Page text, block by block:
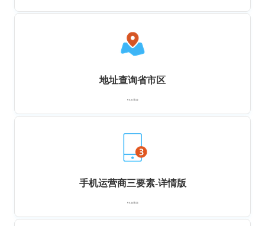
地址查询省市区
￥0.01元/次
手机运营商三要素-详情版
￥0.44元/次